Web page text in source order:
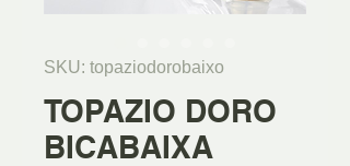
SKU: topaziodorobaixo
TOPAZIO DORO
BICABAIXA